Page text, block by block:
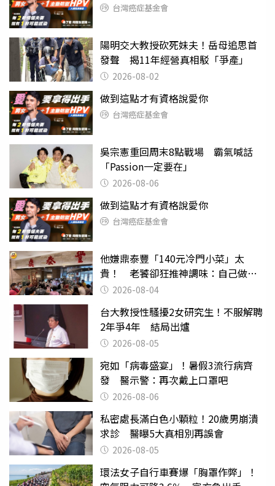
台灣癌症基金會
陽明交大教授砍死妹夫！岳母追思首
發聲 揭11年經營真相駁「爭產」
2026-08-02
做到這點才有資格說愛你
台灣癌症基金會
吳宗憲重回周末8點戰場 霸氣喊話
「Passion一定要在」
2026-08-06
做到這點才有資格說愛你
台灣癌症基金會
他嫌鼎泰豐「140元冷門小菜」太
貴！ 老饕卻狂推神調味：自己做不
出來2026-08-04
台大教授性騷擾2女研究生！不服解聘
2年爭4年 結局出爐
2026-08-05
宛如「病毒盛宴」！暑假3流行病齊
發 醫示警：再次戴上口罩吧
2026-08-06
私密處長滿白色小顆粒！20歲男崩潰
求診 醫曝5大真相別再誤會
2026-08-05
環法女子自行車賽爆「胸罩作弊」！